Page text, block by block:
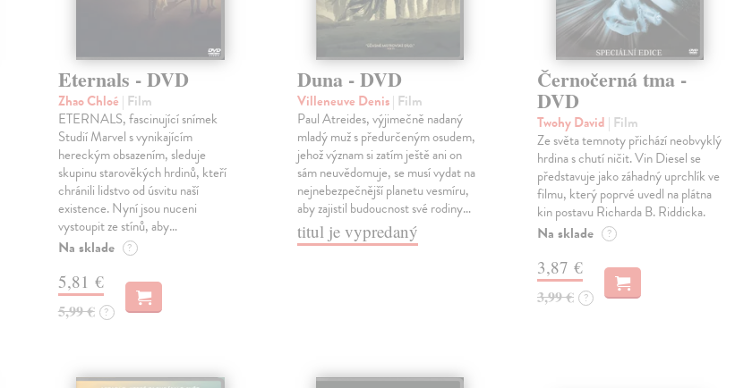
Eternals - DVD
Zhao Chloé | Film
ETERNALS, fascinující snímek
Studií Marvel s vynikajícím
hereckým obsazením, sleduje
skupinu starověkých hrdinů, kteří
chránili lidstvo od úsvitu naší
existence. Nyní jsou nuceni
vystoupit ze stínů, aby…
Na sklade ?
5,81 €
5,99 € ?
Duna - DVD
Villeneuve Denis| Film
Paul Atreides, výjimečně nadaný
mladý muž s předurčeným osudem,
jehož význam si zatím ještě ani on
sám neuvědomuje, se musí vydat na
nejnebezpečnější planetu vesmíru,
aby zajistil budoucnost své rodiny…
titul je vypredaný
Černočerná tma -
DVD
Twohy David | Film
Ze světa temnoty přichází neobvyklý
hrdina s chutí ničit. Vin Diesel se
představuje jako záhadný uprchlík ve
filmu, který poprvé uvedl na plátna
kin postavu Richarda B. Riddicka.
Na sklade ?
3,87 €
3,99 € ?